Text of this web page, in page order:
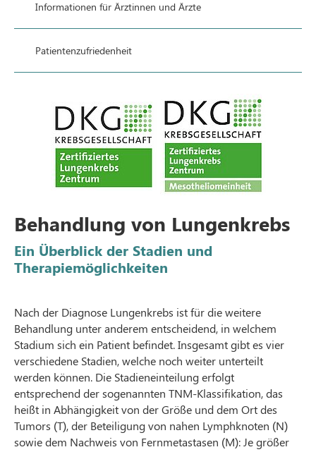
Informationen für Ärztinnen und Ärzte
Patientenzufriedenheit
Behandlung von Lungenkrebs
Ein Überblick der Stadien und
Therapiemöglichkeiten
Nach der Diagnose Lungenkrebs ist für die weitere
Behandlung unter anderem entscheidend, in welchem
Stadium sich ein Patient befindet. Insgesamt gibt es vier
verschiedene Stadien, welche noch weiter unterteilt
werden können. Die Stadieneinteilung erfolgt
entsprechend der sogenannten TNM-Klassifikation, das
heißt in Abhängigkeit von der Größe und dem Ort des
Tumors (T), der Beteiligung von nahen Lymphknoten (N)
sowie dem Nachweis von Fernmetastasen (M): Je größer